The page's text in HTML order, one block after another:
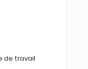
de travail